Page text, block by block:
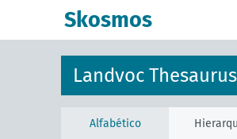
Skosmos
Landvoc Thesaurus
Alfabético